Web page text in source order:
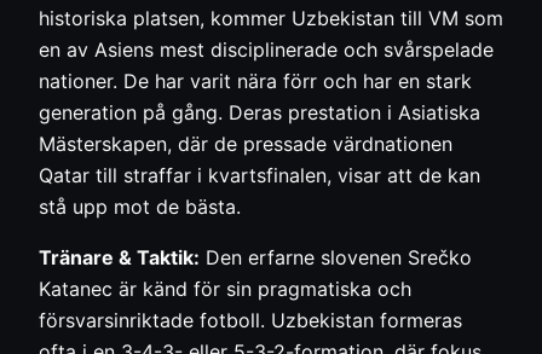
historiska platsen, kommer Uzbekistan till VM som
en av Asiens mest disciplinerade och svårspelade
nationer. De har varit nära förr och har en stark
generation på gång. Deras prestation i Asiatiska
Mästerskapen, där de pressade värdnationen
Qatar till straffar i kvartsfinalen, visar att de kan
stå upp mot de bästa.
Tränare & Taktik: Den erfarne slovenen Srečko
Katanec är känd för sin pragmatiska och
försvarsinriktade fotboll. Uzbekistan formeras